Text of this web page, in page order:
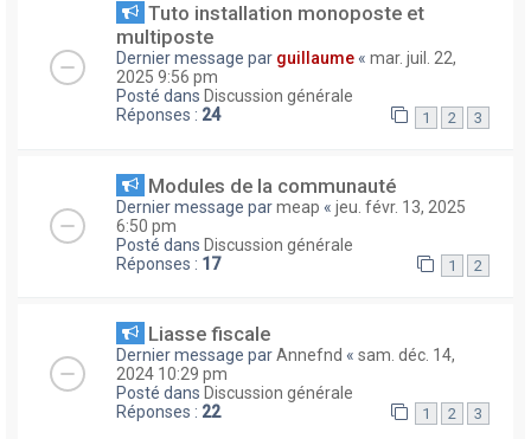
Tuto installation monoposte et
multiposte
Dernier message par guillaume « mar. juil. 22,
2025 9:56 pm
Posté dans Discussion générale
Réponses : 24 1 2 3
Modules de la communauté
Dernier message parmeap « jeu. févr. 13, 2025
6:50 pm
Posté dans Discussion générale
Réponses : 17 1 2
Liasse fiscale
Dernier message parAnnefnd « sam. déc. 14,
2024 10:29 pm
Posté dans Discussion générale
Réponses : 22 1 2 3